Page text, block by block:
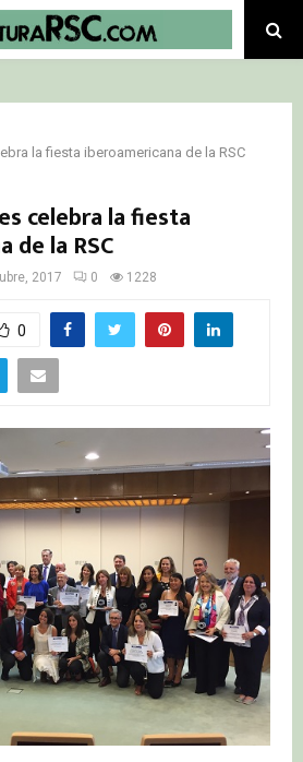
la fiesta iberoamericana de la RSC
celebra la fiesta
de la RSC
2017 0 1228
0